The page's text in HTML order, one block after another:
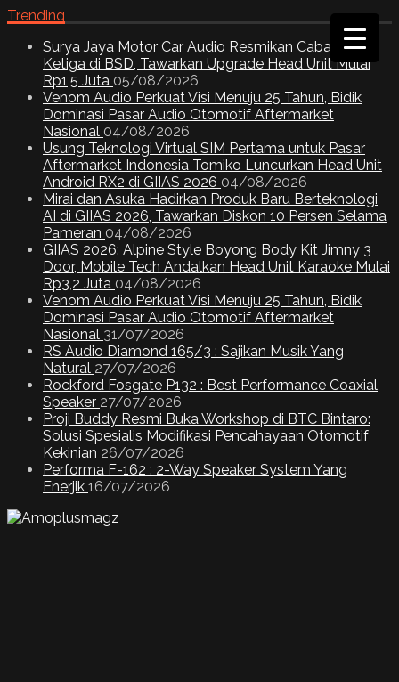
Trending
Surya Jaya Motor Car Audio Resmikan Cabang
Ketiga di BSD, Tawarkan Upgrade Head Unit Mulai
Rp1,5 Juta 05/08/2026
Venom Audio Perkuat Visi Menuju 25 Tahun, Bidik
Dominasi Pasar Audio Otomotif Aftermarket
Nasional 04/08/2026
Usung Teknologi Virtual SIM Pertama untuk Pasar
Aftermarket Indonesia Tomiko Luncurkan Head Unit
Android RX2 di GIIAS 2026 04/08/2026
Mirai dan Asuka Hadirkan Produk Baru Berteknologi
AI di GIIAS 2026, Tawarkan Diskon 10 Persen Selama
Pameran 04/08/2026
GIIAS 2026: Alpine Style Boyong Body Kit Jimny 3
Door, Mobile Tech Andalkan Head Unit Karaoke Mulai
Rp3,2 Juta 04/08/2026
Venom Audio Perkuat Visi Menuju 25 Tahun, Bidik
Dominasi Pasar Audio Otomotif Aftermarket
Nasional 31/07/2026
RS Audio Diamond 165/3 : Sajikan Musik Yang
Natural 27/07/2026
Rockford Fosgate P132 : Best Performance Coaxial
Speaker 27/07/2026
Proji Buddy Resmi Buka Workshop di BTC Bintaro:
Solusi Spesialis Modifikasi Pencahayaan Otomotif
Kekinian 26/07/2026
Performa F-162 : 2-Way Speaker System Yang
Enerjik 16/07/2026